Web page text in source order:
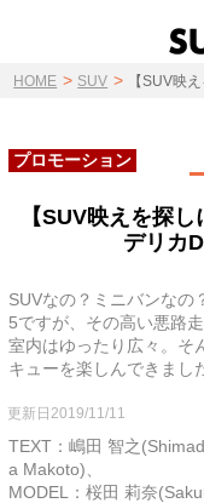
HOME > SUV > 【SUV映
プロモーション
【SUV映えを探
デリカ
SUVなの？ミニバンなの
5ですが、その高い悪路
室内はゆったり広々。そ
キューを楽しんできまし
更新日2019/11/11
TEXT：嶋田 智之
a Makoto)、
MODEL：桜田 莉奈